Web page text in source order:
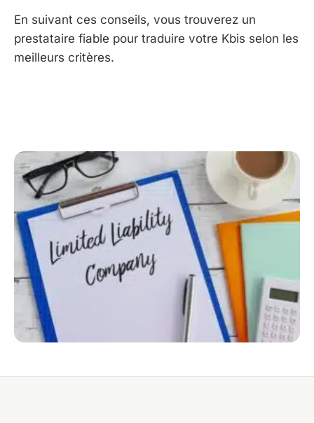
En suivant ces conseils, vous trouverez un
prestataire fiable pour traduire votre Kbis selon les
meilleurs critères.